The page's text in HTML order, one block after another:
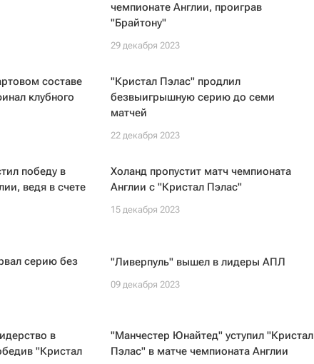
чемпионате Англии, проиграв
"Брайтону"
29 декабря 2023
составе
клубного
"Кристал Пэлас" продлил
безвыигрышную серию до семи
матчей
22 декабря 2023
победу в
ведя в счете
Холанд пропустит матч чемпионата
Англии с "Кристал Пэлас"
15 декабря 2023
серию без
"Ливерпуль" вышел в лидеры АПЛ
09 декабря 2023
в
"Кристал
"Манчестер Юнайтед" уступил "Кристал
Пэлас" в матче чемпионата Англии